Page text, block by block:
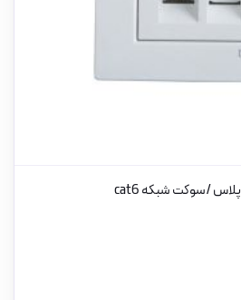
کلید و پریز آسا سفید دلند پلاس /سوکت شبکه cat6